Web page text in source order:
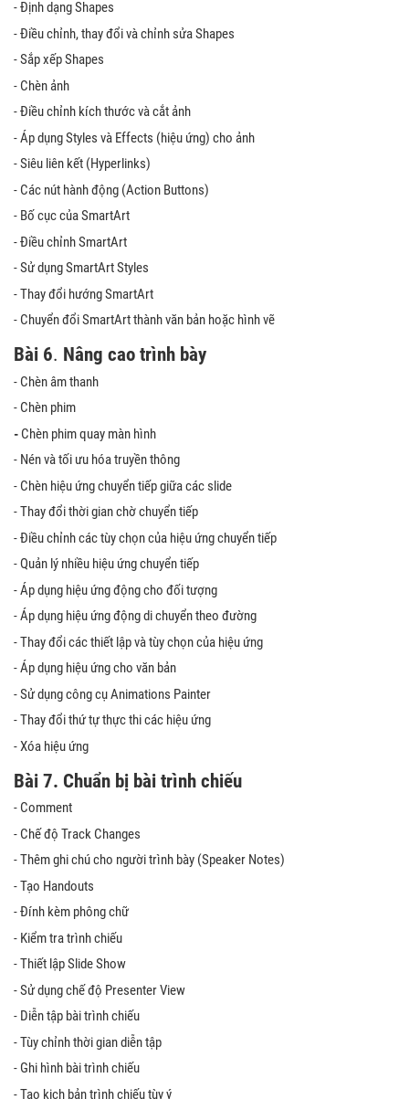
- Định dạng Shapes
- Điều chỉnh, thay đổi và chỉnh sửa Shapes
- Sắp xếp Shapes
- Chèn ảnh
- Điều chỉnh kích thước và cắt ảnh
- Áp dụng Styles và Effects (hiệu ứng) cho ảnh
- Siêu liên kết (Hyperlinks)
- Các nút hành động (Action Buttons)
- Bố cục của SmartArt
- Điều chỉnh SmartArt
- Sử dụng SmartArt Styles
- Thay đổi hướng SmartArt
- Chuyển đổi SmartArt thành văn bản hoặc hình vẽ
Bài 6. Nâng cao trình bày
- Chèn âm thanh
- Chèn phim
- Chèn phim quay màn hình
- Nén và tối ưu hóa truyền thông
- Chèn hiệu ứng chuyển tiếp giữa các slide
- Thay đổi thời gian chờ chuyển tiếp
- Điều chỉnh các tùy chọn của hiệu ứng chuyển tiếp
- Quản lý nhiều hiệu ứng chuyển tiếp
- Áp dụng hiệu ứng động cho đối tượng
- Áp dụng hiệu ứng động di chuyển theo đường
- Thay đổi các thiết lập và tùy chọn của hiệu ứng
- Áp dụng hiệu ứng cho văn bản
- Sử dụng công cụ Animations Painter
- Thay đổi thứ tự thực thi các hiệu ứng
- Xóa hiệu ứng
Bài 7. Chuẩn bị bài trình chiếu
- Comment
- Chế độ Track Changes
- Thêm ghi chú cho người trình bày (Speaker Notes)
- Tạo Handouts
- Đính kèm phông chữ
- Kiểm tra trình chiếu
- Thiết lập Slide Show
- Sử dụng chế độ Presenter View
- Diễn tập bài trình chiếu
- Tùy chỉnh thời gian diễn tập
- Ghi hình bài trình chiếu
- Tạo kịch bản trình chiếu tùy ý